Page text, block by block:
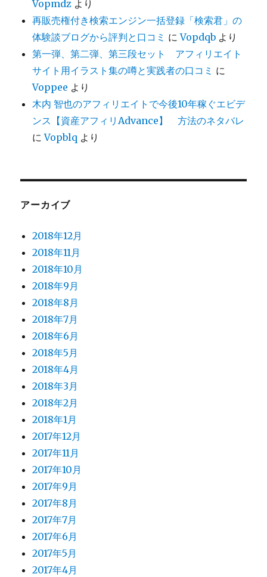
Vopmdz より
再販売権付き検索エンジン一括登録「検索君」の
体験談ブログから評判と口コミ にVopdqb より
第一弾、第二弾、第三段セット アフィリエイト
サイト用イラスト集の噂と実践者の口コミ に
Voppee より
木内 智也のアフィリエイトで今後10年稼ぐエビデ
ンス【資産アフィリAdvance】 方法のネタバレ
にVopblq より
アーカイブ
2018年12月
2018年11月
2018年10月
2018年9月
2018年8月
2018年7月
2018年6月
2018年5月
2018年4月
2018年3月
2018年2月
2018年1月
2017年12月
2017年11月
2017年10月
2017年9月
2017年8月
2017年7月
2017年6月
2017年5月
2017年4月